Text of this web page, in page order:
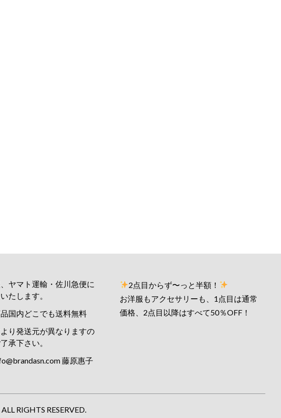
ヤマト運輸・佐川急便に
たします。
国内どこでも送料無料
り発送元が異なりますの
承下さい。
藤原惠子
2点目からず〜っと半額！
お洋服もアクセサリーも、1点目は通常
価格、2点目以降はすべて50％OFF！
RIGHTS RESERVED.